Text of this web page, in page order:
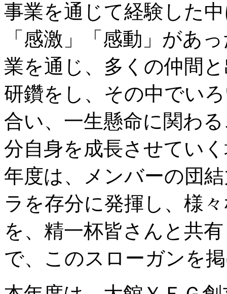
事業を通じて経験した
「感激」「感動」があ
業を通じ、多くの仲間
研鑽をし、その中でい
合い、一生懸命に関わ
分自身を成長させてい
年度は、メンバーの団
ラを存分に発揮し、様
を、精一杯皆さんと共
で、このスローガンを